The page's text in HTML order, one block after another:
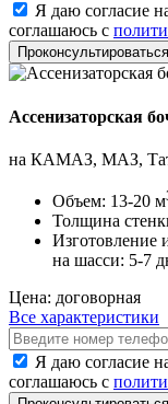
Я даю согласие
соглашаюсь с
Ассенизаторская
на КАМАЗ, МАЗ,
Объем: 13-20 м
Толщина
Изготовление
на шасси: 5-7
Цена: договорная
Все характеристики
Я даю согласие
соглашаюсь с